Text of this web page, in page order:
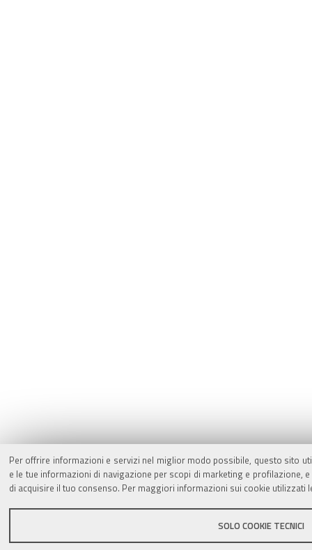
Per offrire informazioni e servizi nel miglior modo possibile, questo sito
e le tue informazioni di navigazione per scopi di marketing e
di acquisire il tuo consenso. Per maggiori informazioni sui cookie utilizzati
SOLO COOKIE TECNICI